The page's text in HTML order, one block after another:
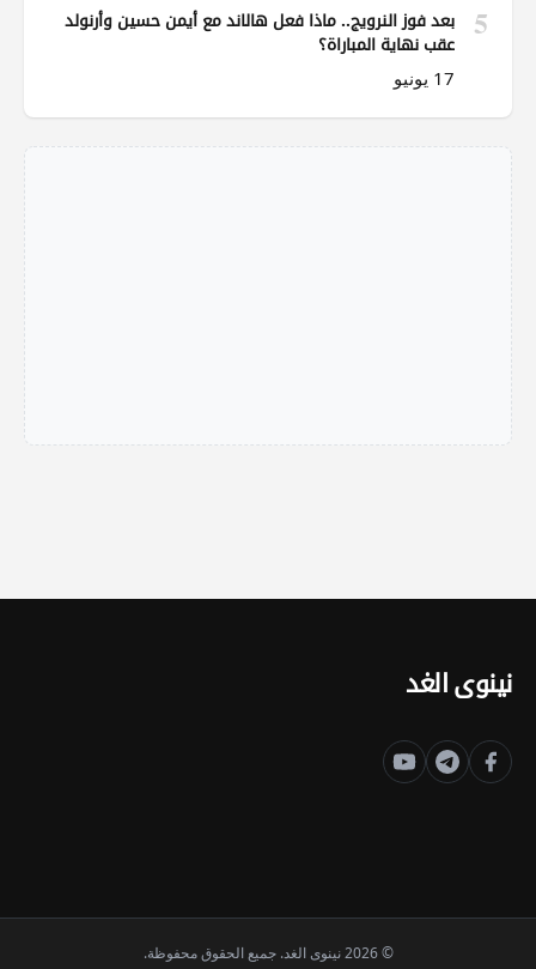
5
بعد فوز النرويج.. ماذا فعل هالاند مع أيمن حسين وأرنولد
عقب نهاية المباراة؟
17 يونيو
نينوى الغد
© 2026 نينوى الغد. جميع الحقوق محفوظة.